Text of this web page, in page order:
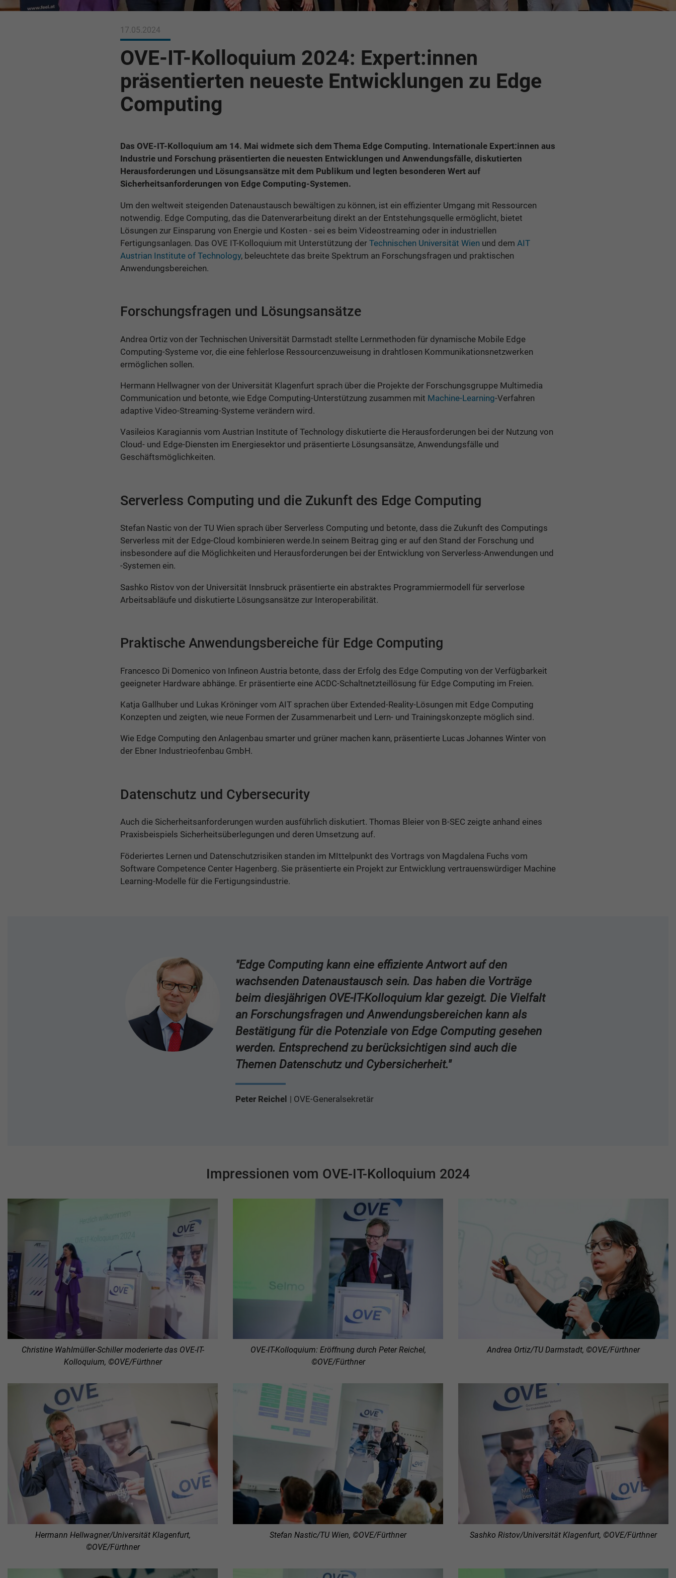
17.05.2024
OVE-IT-Kolloquium 2024: Expert:innen
präsentierten neueste Entwicklungen zu Edge
Computing
Das OVE-IT-Kolloquium am 14. Mai widmete sich dem Thema Edge Computing. Internationale Expert:innen aus
Industrie und Forschung präsentierten die neuesten Entwicklungen und Anwendungsfälle, diskutierten
Herausforderungen und Lösungsansätze mit dem Publikum und legten besonderen Wert auf
Sicherheitsanforderungen von Edge Computing-Systemen.
Um den weltweit steigenden Datenaustausch bewältigen zu können, ist ein effizienter Umgang mit Ressourcen
notwendig. Edge Computing, das die Datenverarbeitung direkt an der Entstehungsquelle ermöglicht, bietet
Lösungen zur Einsparung von Energie und Kosten - sei es beim Videostreaming oder in industriellen
Fertigungsanlagen. Das OVE IT-Kolloquium mit Unterstützung der Technischen Universität Wien und dem AIT
Austrian Institute of Technology, beleuchtete das breite Spektrum an Forschungsfragen und praktischen
Anwendungsbereichen.
Forschungsfragen und Lösungsansätze
Andrea Ortiz von der Technischen Universität Darmstadt stellte Lernmethoden für dynamische Mobile Edge
Computing-Systeme vor, die eine fehlerlose Ressourcenzuweisung in drahtlosen Kommunikationsnetzwerken
ermöglichen sollen.
Hermann Hellwagner von der Universität Klagenfurt sprach über die Projekte der Forschungsgruppe Multimedia
Communication und betonte, wie Edge Computing-Unterstützung zusammen mit Machine-Learning-Verfahren
adaptive Video-Streaming-Systeme verändern wird.
Vasileios Karagiannis vom Austrian Institute of Technology diskutierte die Herausforderungen bei der Nutzung von
Cloud- und Edge-Diensten im Energiesektor und präsentierte Lösungsansätze, Anwendungsfälle und
Geschäftsmöglichkeiten.
Serverless Computing und die Zukunft des Edge Computing
Stefan Nastic von der TU Wien sprach über Serverless Computing und betonte, dass die Zukunft des Computings
Serverless mit der Edge-Cloud kombinieren werde.In seinem Beitrag ging er auf den Stand der Forschung und
insbesondere auf die Möglichkeiten und Herausforderungen bei der Entwicklung von Serverless-Anwendungen und
-Systemen ein.
Sashko Ristov von der Universität Innsbruck präsentierte ein abstraktes Programmiermodell für serverlose
Arbeitsabläufe und diskutierte Lösungsansätze zur Interoperabilität.
Praktische Anwendungsbereiche für Edge Computing
Francesco Di Domenico von Infineon Austria betonte, dass der Erfolg des Edge Computing von der Verfügbarkeit
geeigneter Hardware abhänge. Er präsentierte eine ACDC-Schaltnetzteillösung für Edge Computing im Freien.
Katja Gallhuber und Lukas Kröninger vom AIT sprachen über Extended-Reality-Lösungen mit Edge Computing
Konzepten und zeigten, wie neue Formen der Zusammenarbeit und Lern- und Trainingskonzepte möglich sind.
Wie Edge Computing den Anlagenbau smarter und grüner machen kann, präsentierte Lucas Johannes Winter von
der Ebner Industrieofenbau GmbH.
Datenschutz und Cybersecurity
Auch die Sicherheitsanforderungen wurden ausführlich diskutiert. Thomas Bleier von B-SEC zeigte anhand eines
Praxisbeispiels Sicherheitsüberlegungen und deren Umsetzung auf.
Föderiertes Lernen und Datenschutzrisiken standen im MIttelpunkt des Vortrags von Magdalena Fuchs vom
Software Competence Center Hagenberg. Sie präsentierte ein Projekt zur Entwicklung vertrauenswürdiger Machine
Learning-Modelle für die Fertigungsindustrie.
"Edge Computing kann eine effiziente Antwort auf den
wachsenden Datenaustausch sein. Das haben die Vorträge
beim diesjährigen OVE-IT-Kolloquium klar gezeigt. Die Vielfalt
an Forschungsfragen und Anwendungsbereichen kann als
Bestätigung für die Potenziale von Edge Computing gesehen
werden. Entsprechend zu berücksichtigen sind auch die
Themen Datenschutz und Cybersicherheit."
Peter Reichel OVE-Generalsekretär
Impressionen vom OVE-IT-Kolloquium 2024
Christine Wahlmüller-Schiller moderierte das OVE-IT-
Kolloquium, ©OVE/Fürthner
OVE-IT-Kolloquium: Eröffnung durch Peter Reichel,
©OVE/Fürthner
Andrea Ortiz/TU Darmstadt, ©OVE/Fürthner
Hermann Hellwagner/Universität Klagenfurt,
©OVE/Fürthner
Stefan Nastic/TU Wien, ©OVE/Fürthner Sashko Ristov/Universität Klagenfurt, ©OVE/Fürthner